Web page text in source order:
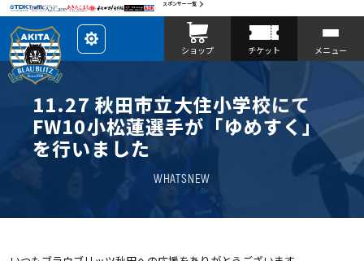
スポンサー一覧
レ
イ
ア
を
カ
ス
タ
マ
イ
ズ
ショップ チケット メニュー
11.27 秋田市立大住小学校にて
FW10小松蓮選手が「ゆめすく」
を行いました
WHATSNEW